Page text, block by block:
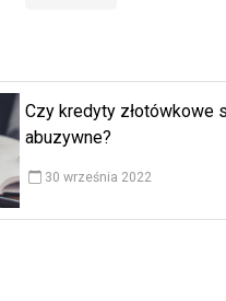
Czy kredyty złotówkowe
abuzywne?
30 września 2022